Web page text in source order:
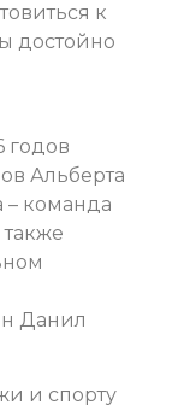
к
достойно
годов
Альберта
– команда
Данил
и спорту